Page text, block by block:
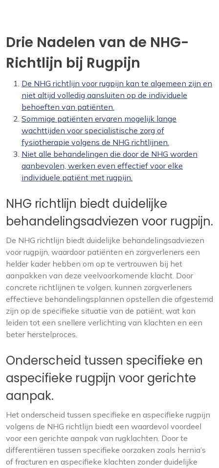
Drie Nadelen van de NHG-
Richtlijn bij Rugpijn
De NHG richtlijn voor rugpijn kan te algemeen zijn en
niet altijd volledig aansluiten op de individuele
behoeften van patiënten.
Sommige patiënten ervaren mogelijk lange
wachttijden voor specialistische zorg of
fysiotherapie volgens de NHG richtlijnen.
Niet alle behandelingen die door de NHG worden
aanbevolen, werken even effectief voor elke
individuele patiënt met rugpijn.
NHG richtlijn biedt duidelijke
behandelingsadviezen voor rugpijn.
De NHG richtlijn biedt duidelijke behandelingsadviezen
voor rugpijn, waardoor patiënten en zorgverleners een
helder kader hebben om op te vertrouwen bij het
aanpakken van deze veelvoorkomende klacht. Door
concrete richtlijnen te volgen, kunnen zorgverleners
effectieve behandelingsplannen opstellen die afgestemd
zijn op de specifieke situatie van de patiënt, wat kan
leiden tot een snellere verlichting van klachten en een
beter herstelproces.
Onderscheid tussen specifieke en
aspecifieke rugpijn voor gerichte
aanpak.
Het onderscheid tussen specifieke en aspecifieke rugpijn
volgens de NHG richtlijn biedt een waardevol voordeel
voor een gerichte aanpak van rugklachten. Door te
differentiëren tussen specifieke oorzaken zoals hernia’s
of fracturen en aspecifieke klachten zonder duidelijke